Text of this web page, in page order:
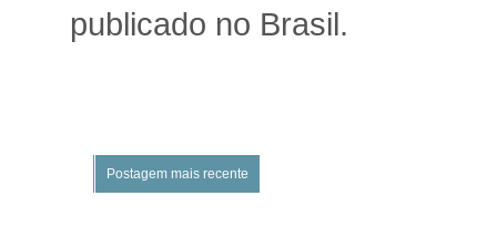
publicado no Brasil.
Postagem mais recente